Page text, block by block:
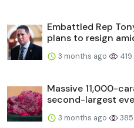
Embattled Rep
plans to resign
3 months ago 419
Massive 11,000-
second-largest
3 months ago 385